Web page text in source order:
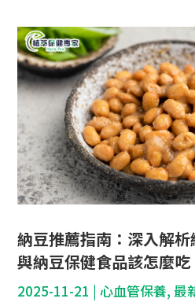
納豆推薦指南：深入解
與納豆保健食品該怎麼吃
2025-11-21 |心血管保養,最